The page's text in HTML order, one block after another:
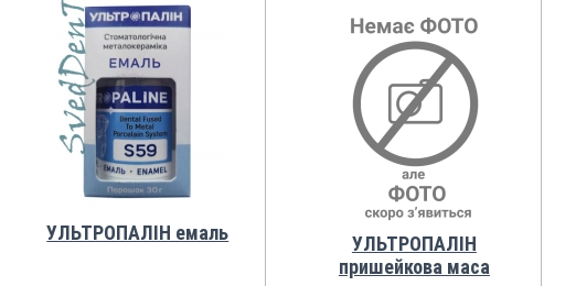
УЛЬТРОПАЛІН емаль
УЛЬТРОПАЛІН
пришейкова маса